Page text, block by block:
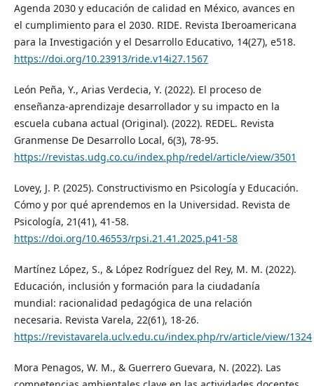
Agenda 2030 y educación de calidad en México, avances en
el cumplimiento para el 2030. RIDE. Revista Iberoamericana
para la Investigación y el Desarrollo Educativo, 14(27), e518.
https://doi.org/10.23913/ride.v14i27.1567
León Peña, Y., Arias Verdecia, Y. (2022). El proceso de
enseñanza-aprendizaje desarrollador y su impacto en la
escuela cubana actual (Original). (2022). REDEL. Revista
Granmense De Desarrollo Local, 6(3), 78-95.
https://revistas.udg.co.cu/index.php/redel/article/view/3501
Lovey, J. P. (2025). Constructivismo en Psicología y Educación.
Cómo y por qué aprendemos en la Universidad. Revista de
Psicología, 21(41), 41-58.
https://doi.org/10.46553/rpsi.21.41.2025.p41-58
Martínez López, S., & López Rodríguez del Rey, M. M. (2022).
Educación, inclusión y formación para la ciudadanía
mundial: racionalidad pedagógica de una relación
necesaria. Revista Varela, 22(61), 18-26.
https://revistavarela.uclv.edu.cu/index.php/rv/article/view/1324
Mora Penagos, W. M., & Guerrero Guevara, N. (2022). Las